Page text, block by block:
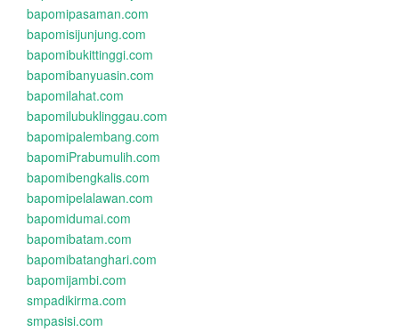
bapomipasaman.com
bapomisijunjung.com
bapomibukittinggi.com
bapomibanyuasin.com
bapomilahat.com
bapomilubuklinggau.com
bapomipalembang.com
bapomiPrabumulih.com
bapomibengkalis.com
bapomipelalawan.com
bapomidumai.com
bapomibatam.com
bapomibatanghari.com
bapomijambi.com
smpadikirma.com
smpasisi.com